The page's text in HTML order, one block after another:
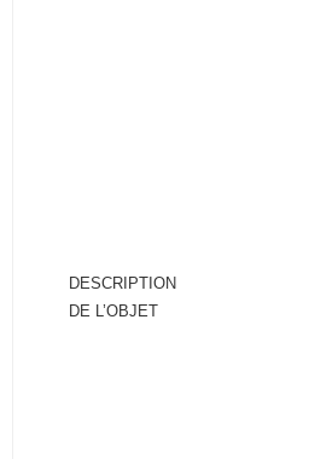
DESCRIPTION
DE L’OBJET